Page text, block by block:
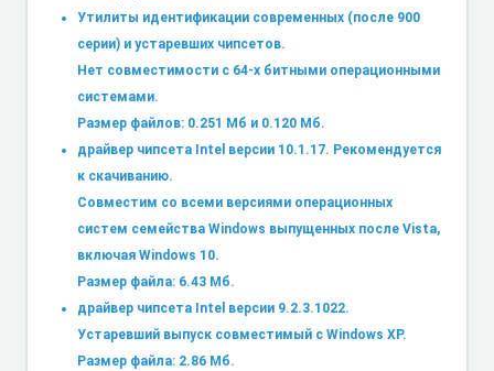
Утилиты идентификации современных (после 900
серии) и устаревших чипсетов.
Нет совместимости с 64-х битными операционными
системами.
Размер файлов: 0.251 Мб и 0.120 Мб.
драйвер чипсета Intel версии 10.1.17. Рекомендуется
к скачиванию.
Совместим со всеми версиями операционных
систем семейства Windows выпущенных после Vista,
включая Windows 10.
Размер файла: 6.43 Мб.
драйвер чипсета Intel версии 9.2.3.1022.
Устаревший выпуск совместимый с Windows XP.
Размер файла: 2.86 Мб.